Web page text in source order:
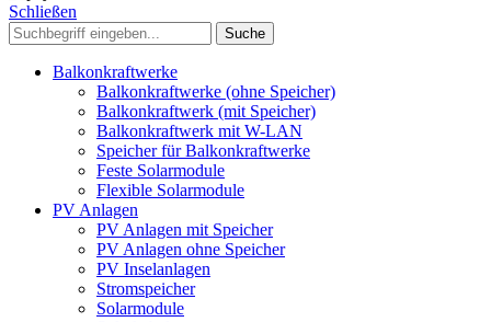
Schließen
Suche
Balkonkraftwerke
Balkonkraftwerke (ohne Speicher)
Balkonkraftwerk (mit Speicher)
Balkonkraftwerk mit W-LAN
Speicher für Balkonkraftwerke
Feste Solarmodule
Flexible Solarmodule
PV Anlagen
PV Anlagen mit Speicher
PV Anlagen ohne Speicher
PV Inselanlagen
Stromspeicher
Solarmodule